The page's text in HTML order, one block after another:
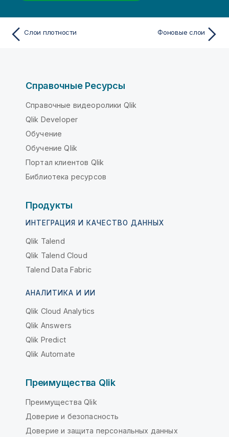
Слои плотности Фоновые слои
Справочные Ресурсы
Справочные видеоролики Qlik
Qlik Developer
Обучение
Обучение Qlik
Портал клиентов Qlik
Библиотека ресурсов
Продукты
ИНТЕГРАЦИЯ И КАЧЕСТВО ДАННЫХ
Qlik Talend
Qlik Talend Cloud
Talend Data Fabric
АНАЛИТИКА И ИИ
Qlik Cloud Analytics
Qlik Answers
Qlik Predict
Qlik Automate
Преимущества Qlik
Преимущества Qlik
Доверие и безопасность
Доверие и защита персональных данных